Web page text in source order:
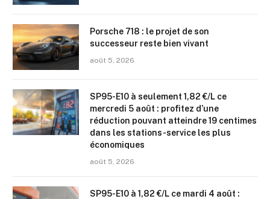
Porsche 718 : le projet de son
successeur reste bien vivant
août 5, 2026
SP95-E10 à seulement 1,82 €/L ce
mercredi 5 août : profitez d’une
réduction pouvant atteindre 19 centimes
dans les stations-service les plus
économiques
août 5, 2026
SP95-E10 à 1,82 €/L ce mardi 4 août :